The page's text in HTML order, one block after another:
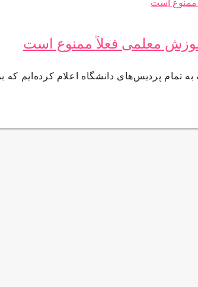
معلمی فعلاً ممنوع است
تمام پردیس‌های دانشگاه اعلام کرده‌ایم که